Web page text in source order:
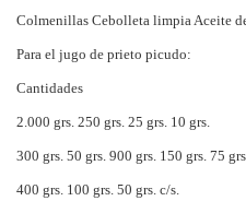
Colmenillas Cebolleta limpia Aceite
Para el jugo de prieto picudo:
Cantidades
2.000 grs. 250 grs. 25 grs. 10 grs.
300 grs. 50 grs. 900 grs. 150 grs. 75
400 grs. 100 grs. 50 grs. c/s.